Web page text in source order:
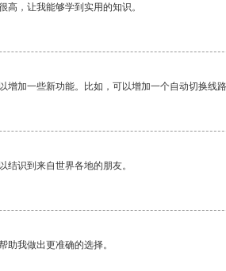
，让我能够学到实用的知识。
增加一些新功能。比如，可以增加一个自动切换线
结识到来自世界各地的朋友。
助我做出更准确的选择。